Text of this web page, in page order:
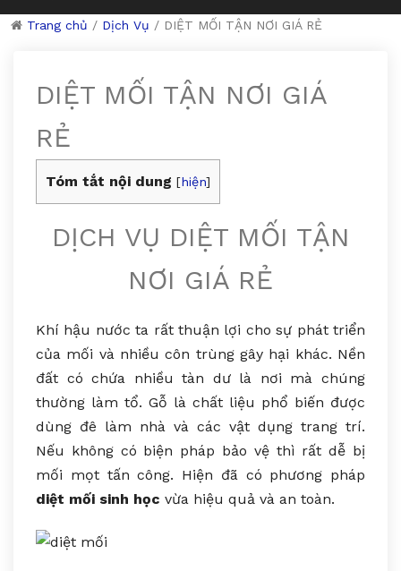
Trang chủ / Dịch Vụ / DIỆT MỐI TẬN NƠI GIÁ RẺ
DIỆT MỐI TẬN NƠI GIÁ
RẺ
Tóm tắt nội dung [hiện]
DỊCH VỤ DIỆT MỐI TẬN
NƠI GIÁ RẺ
Khí hậu nước ta rất thuận lợi cho sự phát triển
của mối và nhiều côn trùng gây hại khác. Nền
đất có chứa nhiều tàn dư là nơi mà chúng
thường làm tổ. Gỗ là chất liệu phổ biến được
dùng đê làm nhà và các vật dụng trang trí.
Nếu không có biện pháp bảo vệ thì rất dễ bị
mối mọt tấn công. Hiện đã có phương pháp
diệt mối sinh học vừa hiệu quả và an toàn.